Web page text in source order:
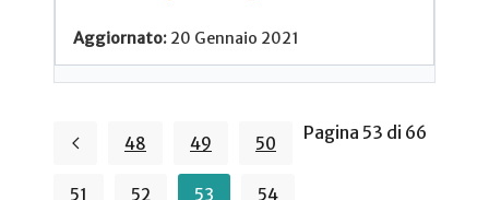
20 Gennaio 2021
Pagina 53 di 66
48 49 50
51 52 53 54